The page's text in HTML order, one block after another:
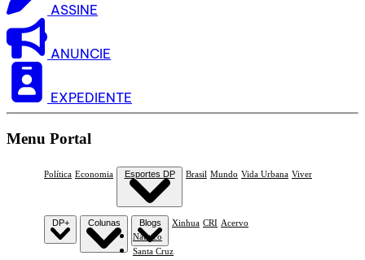
ASSINE
ANUNCIE
EXPEDIENTE
Menu Portal
Política Economia Esportes DP
Náutico
Santa Cruz
Brasil Mundo Vida Urbana Viver
DP+ Colunas Blogs Xinhua CRI Acervo